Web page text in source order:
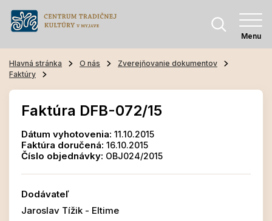
Menu
Hlavná stránka O nás
Zverejňovanie dokumentov
Faktúry
Faktúra DFB-072/15
Dátum vyhotovenia: 11.10.2015
Faktúra doručená: 16.10.2015
Číslo objednávky: OBJ024/2015
Dodávateľ
Jaroslav Tížik - Eltime